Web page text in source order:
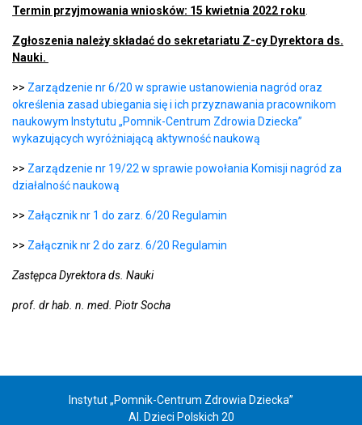
Termin przyjmowania wniosków: 15 kwietnia 2022 roku
Zgłoszenia należy składać do sekretariatu Z-cy Dyrektora ds.
Nauki.
>> Zarządzenie nr 6/20 w sprawie ustanowienia nagród oraz
określenia zasad ubiegania się i ich przyznawania pracownikom
naukowym Instytutu „Pomnik-Centrum Zdrowia Dziecka”
wykazujących wyróżniającą aktywność naukową
>> Zarządzenie nr 19/22 w sprawie powołania Komisji nagród za
działalność naukową
>> Załącznik nr 1 do zarz. 6/20 Regulamin
>> Załącznik nr 2 do zarz. 6/20 Regulamin
Zastępca Dyrektora ds. Nauki
prof. dr hab. n. med. Piotr Socha
Instytut „Pomnik-Centrum Zdrowia Dziecka”
Al. Dzieci Polskich 20